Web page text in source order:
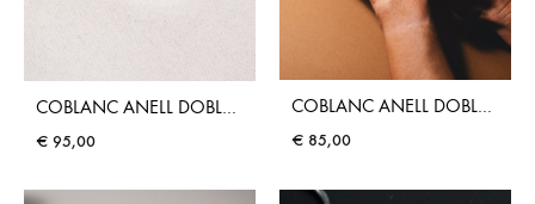
COBLANC ANELL DOBLE MITJÀ
€ 95,00 € 85,00